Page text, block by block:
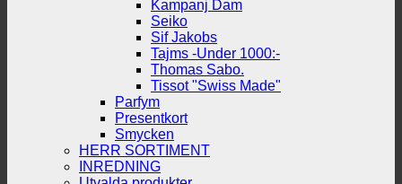
Kampanj Dam
Seiko
Sif Jakobs
Tajms -Under 1000:-
Thomas Sabo.
Tissot "Swiss Made"
Parfym
Presentkort
Smycken
HERR SORTIMENT
INREDNING